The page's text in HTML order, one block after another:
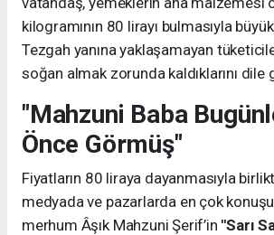
kilogramının 80 lirayı bulmasıyla
Tezgah yanına yaklaşamayan
soğan almak zorunda kaldıklarını dile
"Mahzuni Baba
Önce Görmüş"
Fiyatların 80 liraya dayanmasıyla
medyada ve pazarlarda en çok
merhum Âşık Mahzuni Şerif’in "Sarı